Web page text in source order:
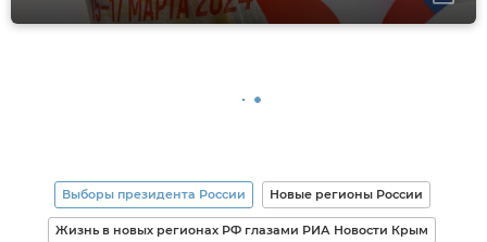
Выборы президента России Новые регионы России
Жизнь в новых регионах РФ глазами РИА Новости Крым